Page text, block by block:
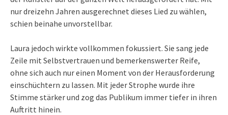
nur dreizehn Jahren ausgerechnet dieses Lied zu wählen,
schien beinahe unvorstellbar.
Laura jedoch wirkte vollkommen fokussiert. Sie sang jede
Zeile mit Selbstvertrauen und bemerkenswerter Reife,
ohne sich auch nur einen Moment von der Herausforderung
einschüchtern zu lassen. Mit jeder Strophe wurde ihre
Stimme stärker und zog das Publikum immer tiefer in ihren
Auftritt hinein.